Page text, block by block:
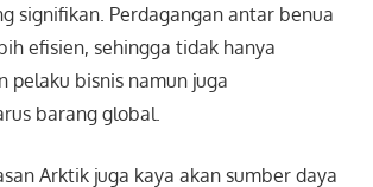
signifikan. Perdagangan antar benua
efisien, sehingga tidak hanya
pelaku bisnis namun juga
barang global.
Arktik juga kaya akan sumber daya